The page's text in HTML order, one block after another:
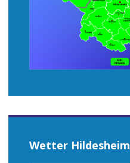
Wetter Hildesheim